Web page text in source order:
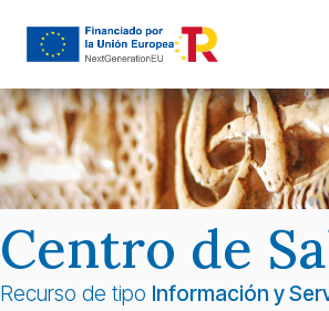
Centro de
Recurso de tipo Información y